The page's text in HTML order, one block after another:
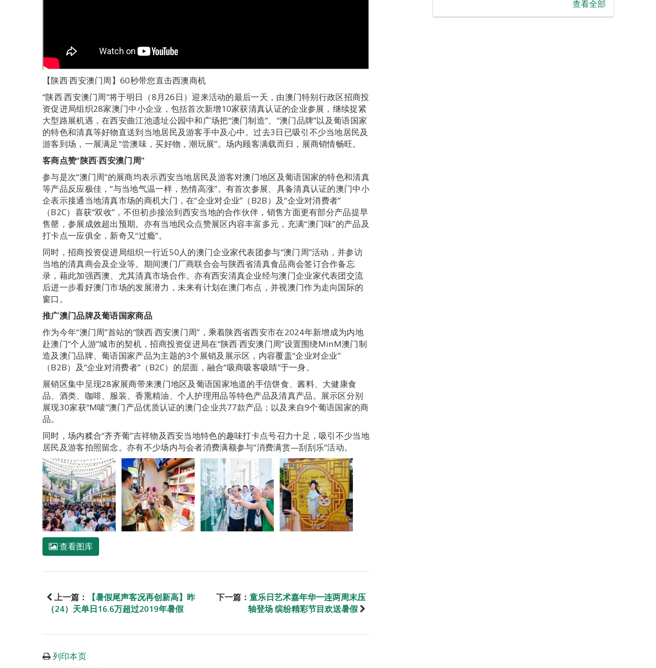
【陕西‧西安澳门周】60秒带您直击西澳商机
“陕西‧西安澳门周”将于明日（8月26日）迎来活动的最后一天，由澳门特别行政区招商投
资促进局组织28家澳门中小企业，包括首次新增10家获清真认证的企业参展，继续捉紧
大型路展机遇，在西安曲江池遗址公园中和广场把“澳门制造”、“澳门品牌”以及葡语国家
的特色和清真等好物直送到当地居民及游客手中及心中。过去3日已吸引不少当地居民及
游客到场，一展满足“尝澳味，买好物，潮玩展”。场内顾客满载而归，展商销情畅旺。
客商点赞“陕西‧西安澳门周”
参与是次“澳门周”的展商均表示西安当地居民及游客对澳门地区及葡语国家的特色和清真
等产品反应极佳，“与当地气温一样，热情高涨”。有首次参展、具备清真认证的澳门中小
企表示接通当地清真市场的商机大门，在“企业对企业”（B2B）及“企业对消费者”
（B2C）喜获“双收”，不但初步接洽到西安当地的合作伙伴，销售方面更有部分产品提早
售罄，参展成效超出预期。亦有当地民众点赞展区内容丰富多元，充满“澳门味”的产品及
打卡点一应俱全，新奇又“过瘾”。
同时，招商投资促进局组织一行近50人的澳门企业家代表团参与“澳门周”活动，并参访
当地的清真商会及企业等。期间澳门厂商联合会与陕西省清真食品商会签订合作备忘
录，藉此加强西澳、尤其清真市场合作。亦有西安清真企业经与澳门企业家代表团交流
后进一步看好澳门市场的发展潜力，未来有计划在澳门布点，并视澳门作为走向国际的
窗口。
推广澳门品牌及葡语国家商品
作为今年“澳门周”首站的“陕西‧西安澳门周”，乘着陕西省西安市在2024年新增成为内地
赴澳门“个人游”城市的契机，招商投资促进局在“陕西‧西安澳门周”设置围绕MinM澳门制
造及澳门品牌、葡语国家产品为主题的3个展销及展示区，内容覆盖“企业对企业”
（B2B）及“企业对消费者”（B2C）的层面，融合“吸商吸客吸睛”于一身。
展销区集中呈现28家展商带来澳门地区及葡语国家地道的手信饼食、酱料、大健康食
品、酒类、咖啡、服装、香熏精油、个人护理用品等特色产品及清真产品。展示区分别
展现30家获“M唛”澳门产品优质认证的澳门企业共77款产品；以及来自9个葡语国家的商
品。
同时，场内糅合“齐齐葡”吉祥物及西安当地特色的趣味打卡点号召力十足，吸引不少当地
居民及游客拍照留念。亦有不少场内与会者消费满额参与“消费满赏—刮刮乐”活动。
查看图库
上一篇：
【暑假尾声客况再创新高】昨
（24）天单日16.6万超过2019年暑假
下一篇： 童乐日艺术嘉年华一连两周末压
轴登场 缤纷精彩节目欢送暑假
列印本页
查看全部